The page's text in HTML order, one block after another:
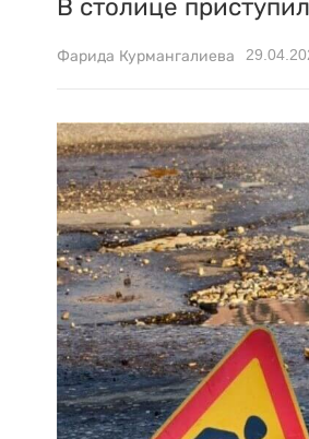
В столице
Фарида Курмангалиева